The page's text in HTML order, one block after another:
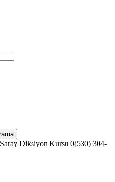
Saray Diksiyon Kursu 0(530) 304-